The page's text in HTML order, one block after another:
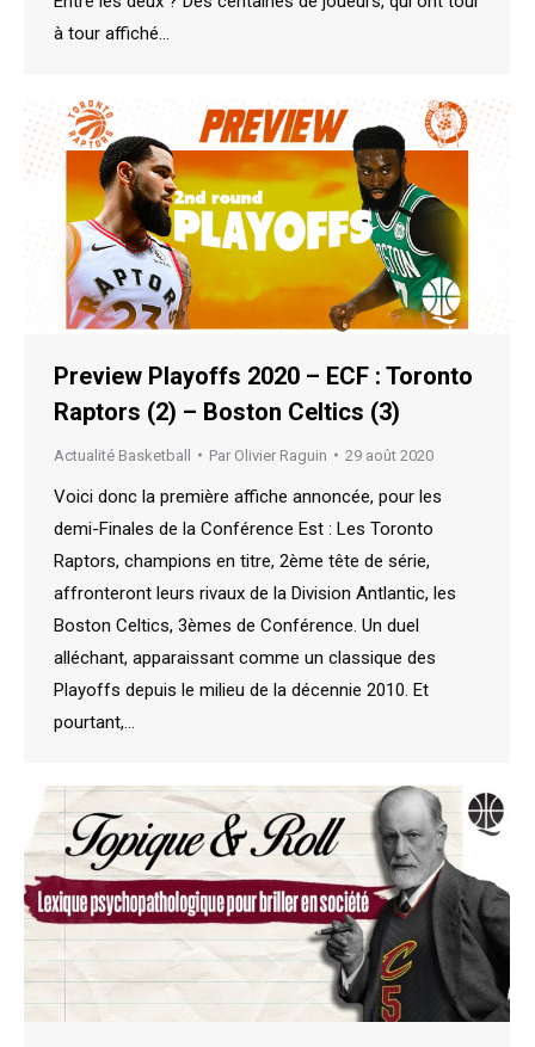
à tour affiché…
Preview Playoffs 2020 – ECF : Toronto
Raptors (2) – Boston Celtics (3)
Actualité Basketball Par Olivier Raguin 29 août 2020
Voici donc la première affiche annoncée, pour les
demi-Finales de la Conférence Est : Les Toronto
Raptors, champions en titre, 2ème tête de série,
affronteront leurs rivaux de la Division Antlantic, les
Boston Celtics, 3èmes de Conférence. Un duel
alléchant, apparaissant comme un classique des
Playoffs depuis le milieu de la décennie 2010. Et
pourtant,…